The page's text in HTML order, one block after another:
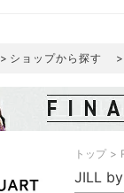
ショップから探す
トップ
JILL